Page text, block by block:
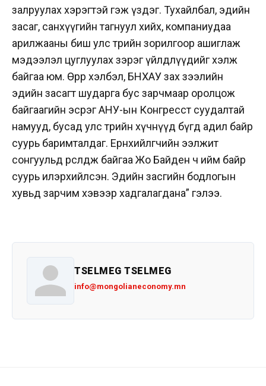
залруулах хэрэгтэй гэж үздэг. Тухайлбал, эдийн
засаг, санхүүгийн тагнуул хийх, компаниудаа
арилжааны биш улс төрийн зорилгоор ашиглаж
мэдээлэл цуглуулах зэрэг үйлдлүүдийг хэлж
байгаа юм. Өөрөөр хэлбэл, БНХАУ зах зээлийн
эдийн засагт шударга бус зарчмаар оролцож
байгаагийн эсрэг АНУ-ын Конгресст суудалтай
намууд, бусад улс төрийн хүчнүүд бүгд адил байр
суурь баримталдаг. Ерөнхийлөгчийн ээлжит
сонгуульд өрсөлдөж байгаа Жо Байден ч ийм байр
суурь илэрхийлсэн. Эдийн засгийн бодлогын
хувьд зарчим хэвээр хадгалагдана” гэлээ.
TSELMEG TSELMEG
info@mongolianeconomy.mn